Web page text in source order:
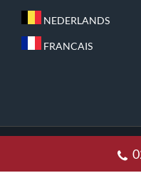
NEDERLANDS
FRANCAIS